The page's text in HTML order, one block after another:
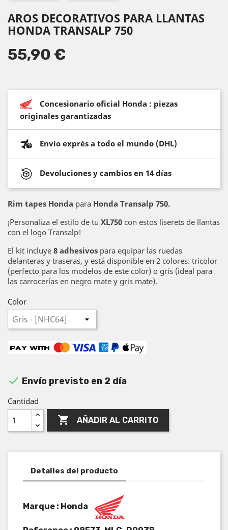
AROS DECORATIVOS PARA LLANTAS
HONDA TRANSALP 750
55,90 €
Concesionario oficial Honda : piezas
originales garantizadas
Envío exprés a todo el mundo (DHL)
Devoluciones y cambios en 14 días
Rim tapes Honda para Honda Transalp 750.
¡Personaliza el estilo de tu XL750 con estos liserets de llantas
con el logo Transalp!
El kit incluye 8 adhesivos para equipar las ruedas
delanteras y traseras, y está disponible en 2 colores: tricolor
(perfecto para los modelos de este color) o gris (ideal para
las carrocerías en negro mate y gris mate).
Color
 Envío previsto en 2 día
Cantidad
 AÑADIR AL CARRITO
Detalles del producto
Marque : Honda